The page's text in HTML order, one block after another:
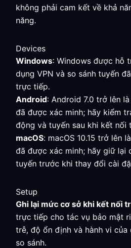
không phải cam kết về khả
năng.
Devices
Windows: Windows được hỗ
dụng VPN và so sánh tuyến
trực tiếp.
Android: Android 7.0 trở lên
đã được xác minh; hãy kiểm
động và tuyến sau khi kết nối
macOS: macOS 10.15 trở lên
đã được xác minh; hãy giữ lại
tuyến trước khi thay đổi cài
Setup
Ghi lại mức cơ sở khi kết nối
trực tiếp cho tác vụ bảo mật
trễ, độ ổn định và hành vi của
so sánh.